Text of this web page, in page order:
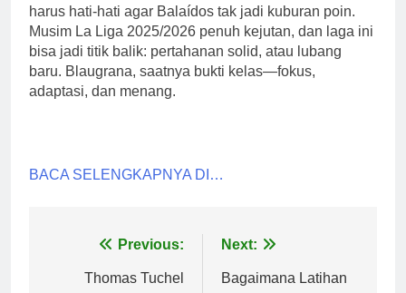
harus hati-hati agar Balaídos tak jadi kuburan poin.
Musim La Liga 2025/2026 penuh kejutan, dan laga ini
bisa jadi titik balik: pertahanan solid, atau lubang
baru. Blaugrana, saatnya bukti kelas—fokus,
adaptasi, dan menang.
BACA SELENGKAPNYA DI…
navigation
Previous:
Thomas Tuchel
Next:
Bagaimana Latihan